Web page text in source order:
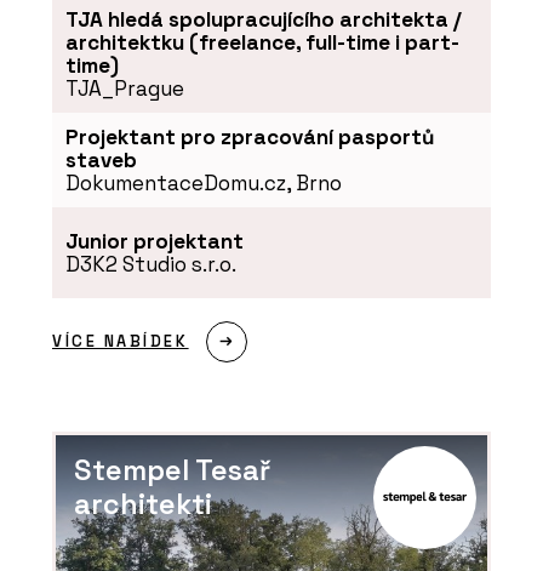
TJA hledá spolupracujícího architekta /
architektku (freelance, full-time i part-
time)
TJA_Prague
Projektant pro zpracování pasportů
staveb
DokumentaceDomu.cz, Brno
Junior projektant
D3K2 Studio s.r.o.
VÍCE NABÍDEK
Stempel Tesař
architekti